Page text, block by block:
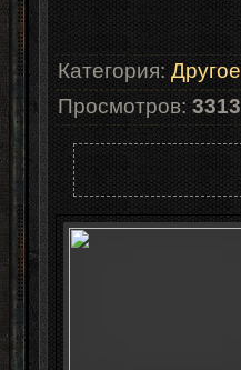
Категория: Другое
Просмотров:3313